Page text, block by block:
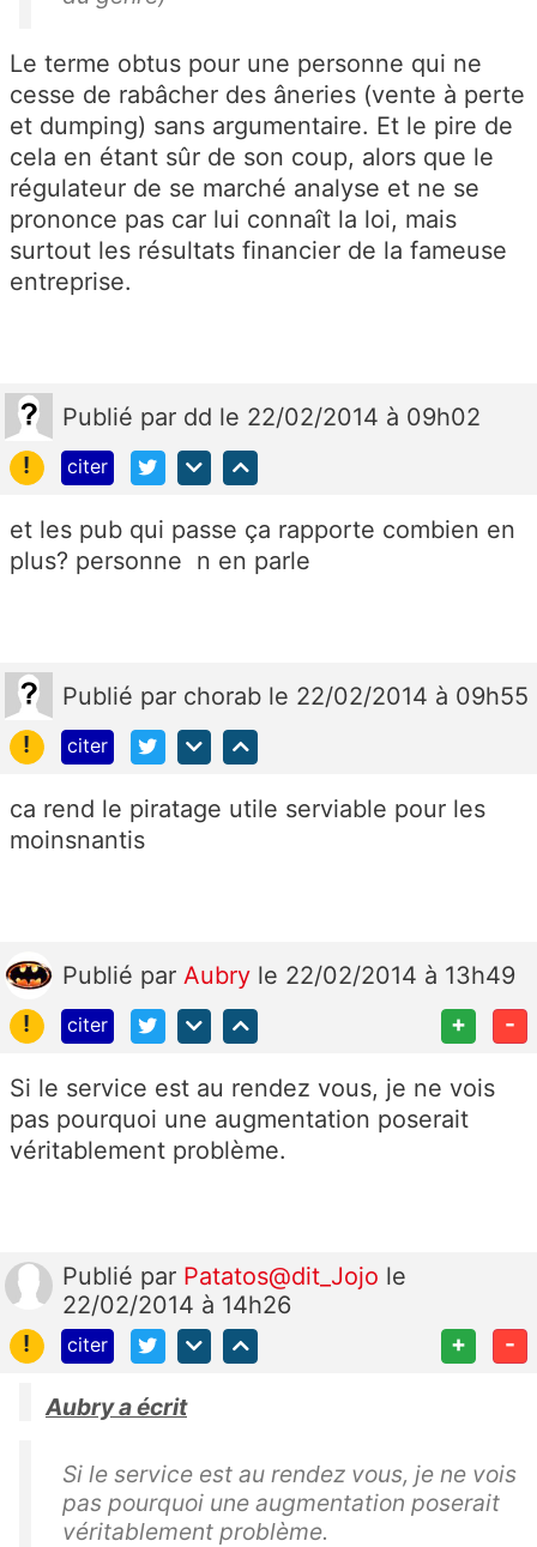
Le terme obtus pour une personne qui ne
cesse de rabâcher des âneries (vente à perte
et dumping) sans argumentaire. Et le pire de
cela en étant sûr de son coup, alors que le
régulateur de se marché analyse et ne se
prononce pas car lui connaît la loi, mais
surtout les résultats financier de la fameuse
entreprise.
Publié par dd le 22/02/2014 à 09h02
!
citer
et les pub qui passe ça rapporte combien en
plus? personne n en parle
Publié par chorab le 22/02/2014 à 09h55
!
citer
ca rend le piratage utile serviable pour les
moinsnantis
Publié par Aubry le 22/02/2014 à 13h49
!
citer + -
Si le service est au rendez vous, je ne vois
pas pourquoi une augmentation poserait
véritablement problème.
Publié par Patatos@dit_Jojo le
22/02/2014 à 14h26
!
citer + -
Aubry a écrit
Si le service est au rendez vous, je ne vois
pas pourquoi une augmentation poserait
véritablement problème.